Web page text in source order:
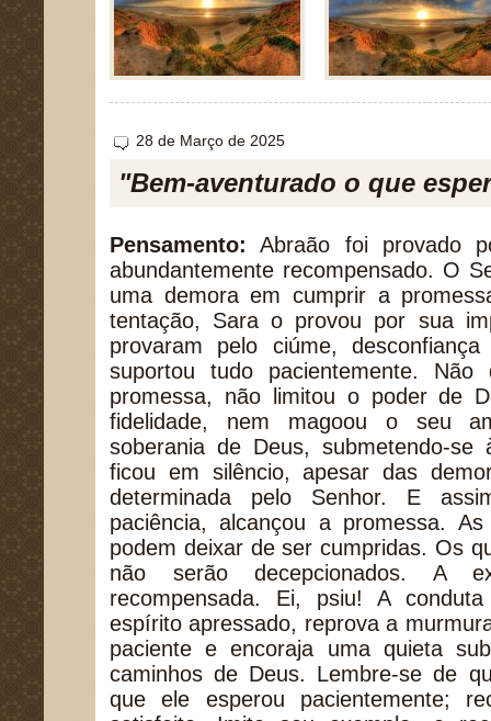
28 de Março de 2025
"Bem-aventurado o que
Pensamento: Abraão foi provado
abundantemente recompensado. O
uma demora em cumprir a
tentação, Sara o provou por sua
provaram pelo ciúme,
suportou tudo pacientemente.
promessa, não limitou o poder de
fidelidade, nem magoou o seu
soberania de Deus, submetendo-
ficou em silêncio, apesar das
determinada pelo Senhor. E
paciência, alcançou a promessa.
podem deixar de ser cumpridas. Os
não serão decepcionados. A
recompensada. Ei, psiu! A
espírito apressado, reprova a
paciente e encoraja uma quieta
caminhos de Deus. Lembre-se de
que ele esperou pacientemente;